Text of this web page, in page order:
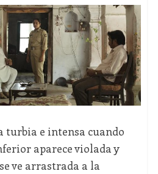
turbia e intensa cuando
aparece violada y
ve arrastrada a la